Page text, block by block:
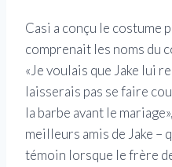
Casi a conçu le costume
comprenait les noms du
«Je voulais que Jake lui
laisserais pas se faire
la barbe avant le
meilleurs amis de Jake –
témoin lorsque le frère